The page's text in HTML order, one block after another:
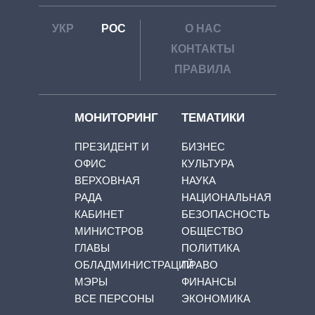
УКР РОС
О НАС
КОНТАКТЫ
ПРАВИЛА
МОНИТОРИНГ
ПРЕЗИДЕНТ И
ОФИС
ВЕРХОВНАЯ
РАДА
КАБИНЕТ
МИНИСТРОВ
ГЛАВЫ
ОБЛАДМИНИСТРАЦИЙ
МЭРЫ
ВСЕ ПЕРСОНЫ
ТЕМАТИКИ
БИЗНЕС
КУЛЬТУРА
НАУКА
НАЦИОНАЛЬНАЯ
БЕЗОПАСНОСТЬ
ОБЩЕСТВО
ПОЛИТИКА
ПРАВО
ФИНАНСЫ
ЭКОНОМИКА